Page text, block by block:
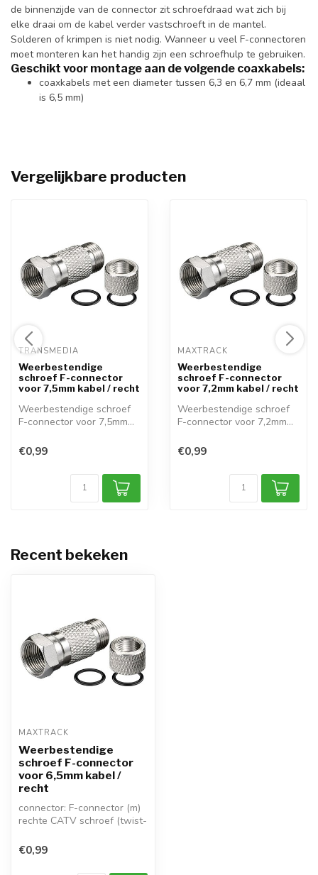
de binnenzijde van de connector zit schroefdraad wat zich bij
elke draai om de kabel verder vastschroeft in de mantel.
Solderen of krimpen is niet nodig. Wanneer u veel F-connectoren
moet monteren kan het handig zijn een schroefhulp te gebruiken.
Geschikt voor montage aan de volgende coaxkabels:
coaxkabels met een diameter tussen 6,3 en 6,7 mm (ideaal
is 6,5 mm)
Vergelijkbare producten
TRANSMEDIA
Weerbestendige
schroef F-connector
voor 7,5mm kabel / recht
Weerbestendige schroef
F-connector voor 7,5mm
€0,99
MAXTRACK
Weerbestendige
schroef F-connector
voor 7,2mm kabel / recht
Weerbestendige schroef
F-connector voor 7,2mm
€0,99
Recent bekeken
MAXTRACK
Weerbestendige
schroef F-connector
voor 6,5mm kabel /
recht
connector: F-connector (m)
rechte CATV schroef (twist-
1x waterpr...
€0,99